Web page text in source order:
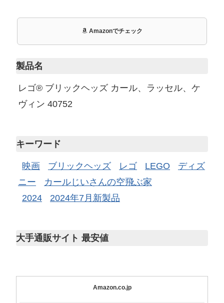
Amazonでチェック
製品名
レゴ® ブリックヘッズ カール、ラッセル、ケ
ヴィン 40752
キーワード
映画 ブリックヘッズ レゴ LEGO
ディズ
ニー
カールじいさんの空飛ぶ家
2024
2024年7月新製品
大手通販サイト 最安値
Amazon.co.jp